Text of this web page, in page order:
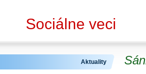
Sociálne veci
Aktuality